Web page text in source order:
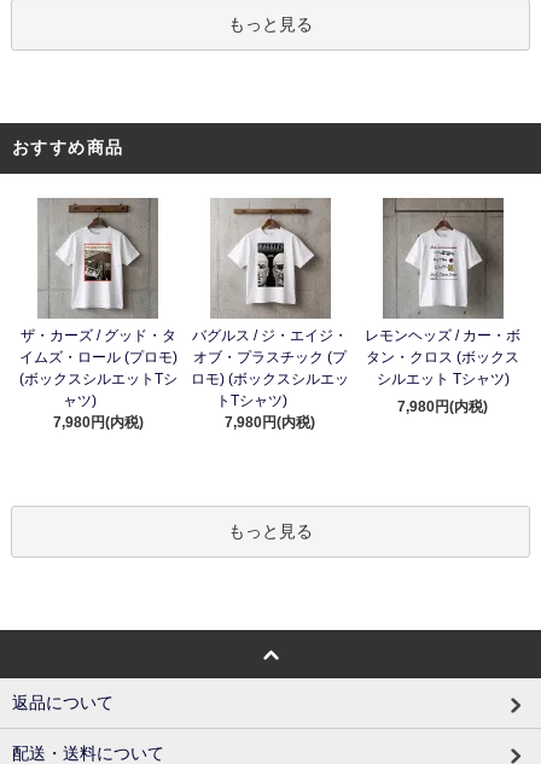
もっと見る
おすすめ商品
ザ・カーズ / グッド・タ
イムズ・ロール (プロモ)
(ボックスシルエットTシ
ャツ)
7,980円(内税)
バグルス / ジ・エイジ・
オブ・プラスチック (プ
ロモ) (ボックスシルエッ
トTシャツ)
7,980円(内税)
レモンヘッズ / カー・ボ
タン・クロス (ボックス
シルエット Tシャツ)
7,980円(内税)
もっと見る
返品について
配送・送料について